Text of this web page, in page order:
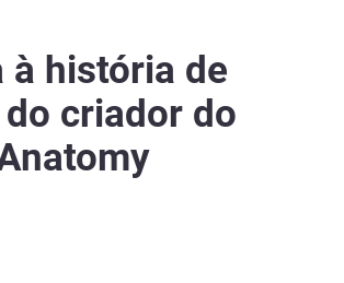
à história de
criador do